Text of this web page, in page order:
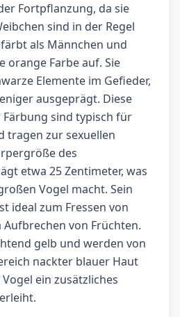
Fortpflanzung, da sie
sind in der Regel
als Männchen und
orange Farbe auf. Sie
Elemente im Gefieder,
ausgeprägt. Diese
sind typisch für
tragen zur sexuellen
des
etwa 25 Zentimeter, was
Vogel macht. Sein
ideal zum Fressen von
von Früchten.
gelb und werden von
nackter blauer Haut
ein zusätzliches